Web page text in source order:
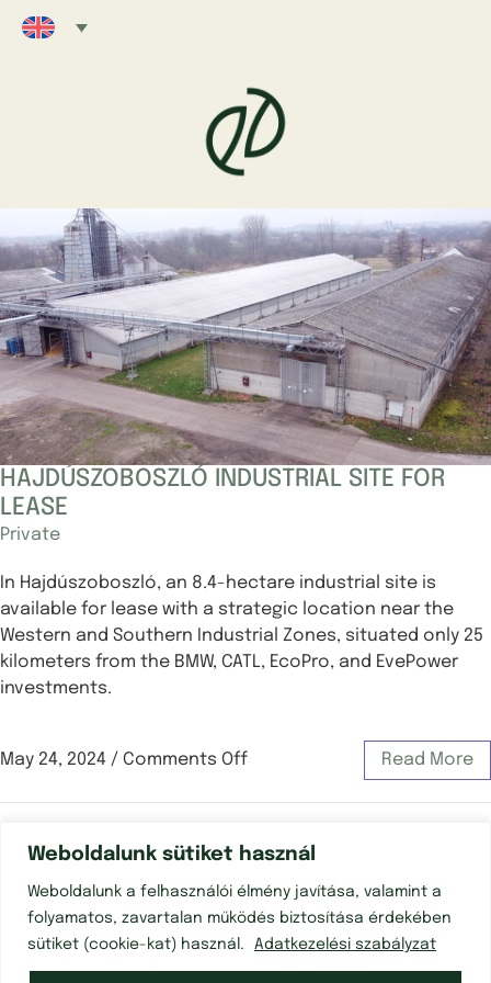
Weboldalunk sütiket használ
Weboldalunk a felhasználói élmény javítása, valamint a
folyamatos, zavartalan működés biztosítása érdekében
sütiket (cookie-kat) használ.
Adatkezelési szabályzat
HAJDÚSZOBOSZLÓ INDUSTRIAL SITE FOR
LEASE
Private
In Hajdúszoboszló, an 8.4-hectare industrial site is
available for lease with a strategic location near the
Western and Southern Industrial Zones, situated only 25
kilometers from the BMW, CATL, EcoPro, and EvePower
investments.
May 24, 2024 / Comments Off Read More